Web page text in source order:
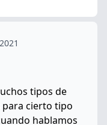
tipos de
cierto tipo
hablamos